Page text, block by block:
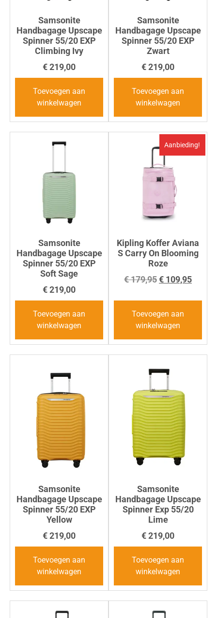
Samsonite
Handbagage Upscape
Spinner 55/20 EXP
Climbing Ivy
€219,00
Toevoegen aan
winkelwagen
Samsonite
Handbagage Upscape
Spinner 55/20 EXP
Zwart
€219,00
Toevoegen aan
winkelwagen
Samsonite
Handbagage Upscape
Spinner 55/20 EXP
Soft Sage
€219,00
Toevoegen aan
winkelwagen
Aanbieding!
Kipling Koffer Aviana
S Carry On Blooming
Roze
€179,95€ 109,95
Toevoegen aan
winkelwagen
Samsonite
Handbagage Upscape
Spinner 55/20 EXP
Yellow
€219,00
Toevoegen aan
winkelwagen
Samsonite
Handbagage Upscape
Spinner Exp 55/20
Lime
€219,00
Toevoegen aan
winkelwagen